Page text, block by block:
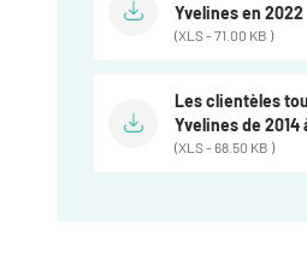
Yvelines en 2022
(XLS - 71.00 KB )
Les clientèles
Yvelines de 2014
(XLS - 68.50 KB )